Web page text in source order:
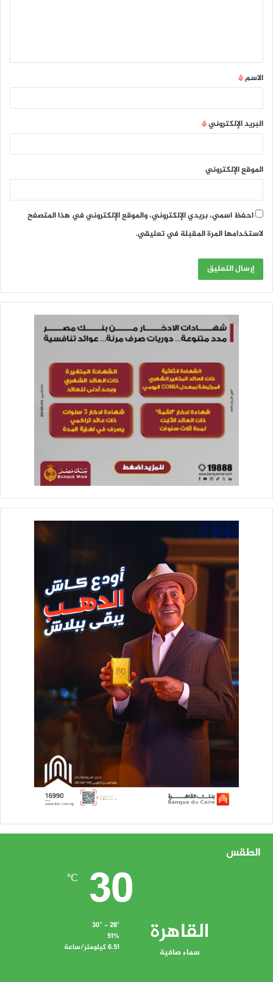
ق
*
الاسم*
البريد الإلكتروني*
الموقع الإلكتروني
احفظ اسمي، بريدي الإلكتروني، والموقع الإلكتروني في هذا المتصفح
لاستخدامها المرة المقبلة في تعليقي.
الطقس
القاهرة
سماء صافية
30
℃
51%
6.51 كيلومتر/ساعة